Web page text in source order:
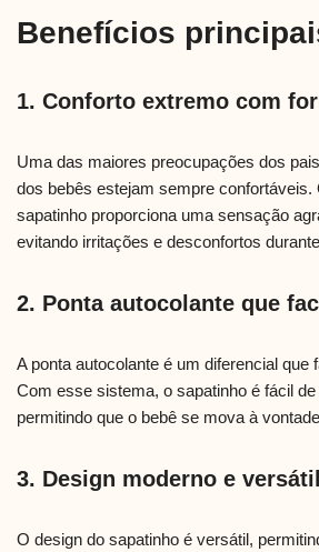
Benefícios
1. Conforto extremo com
Uma das maiores preocupações dos
dos bebês estejam sempre confortáveis.
sapatinho proporciona uma sensação
evitando irritações e desconfortos
2. Ponta autocolante que
A ponta autocolante é um diferencial que
Com esse sistema, o sapatinho é fácil de
permitindo que o bebê se mova à
3. Design moderno e versátil
O design do sapatinho é versátil,